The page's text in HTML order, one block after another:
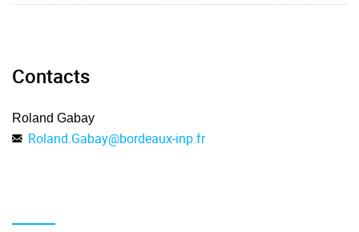
Contacts
Roland Gabay
Roland.Gabay@bordeaux-inp.fr